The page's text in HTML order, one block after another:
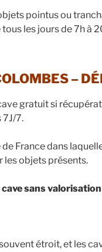
pointus ou
les jours de 7h à
–
gratuit si
7J/7.
France dans
les objets présents.
cavesans valorisation
étroit, et les